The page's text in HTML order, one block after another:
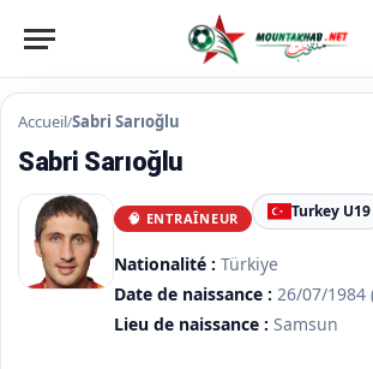
Accueil/Sabri Sarıoğlu
Sabri Sarıoğlu
🧠 ENTRAÎNEUR Turkey U19
Nationalité : Türkiye
Date de naissance : 26/07/1984
Lieu de naissance : Samsun